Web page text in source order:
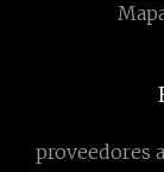
proveedores